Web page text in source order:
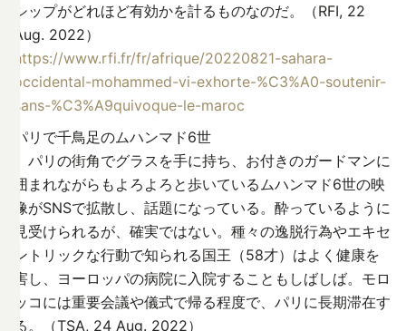
シップがどれほど有効かを計るものなのだ。（RFI, 22
Aug. 2022）
https://www.rfi.fr/fr/afrique/20220821-sahara-
occidental-mohammed-vi-exhorte-%C3%A0-soutenir-
sans-%C3%A9quivoque-le-maroc
パリで千鳥足のムハンマド6世
パリの街角でグラスを手に持ち、お付きのガードマンに
囲まれながらもよろよろと歩いているムハンマド6世の映
像がSNSで拡散し、話題になっている。酔っているように
見受けられるが、確実ではない。種々の逸脱行為やエキセ
ントリックな行動で知られる国王（58才）はよく健康を
害し、ヨーロッパの病院に入院することもしばしば。モロ
ッコには重要会議や儀式で帰る程度で、パリに長期滞在す
る。（TSA, 24 Aug. 2022）